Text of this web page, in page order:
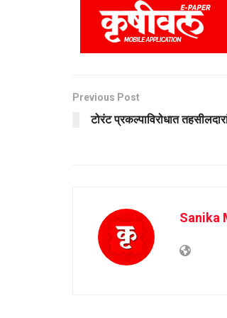
Previous Post
टोरंट प्रकल्पाविरोधात
Sanika